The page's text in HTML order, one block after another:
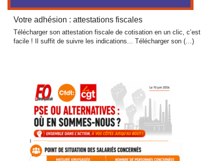
Votre adhésion : attestations fiscales
Télécharger son attestation fiscale de cotisation en un clic, c’est
facile ! Il suffit de suivre les indications... Télécharger son (…)